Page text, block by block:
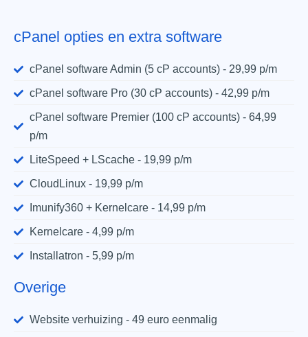
cPanel opties en extra software
cPanel software Admin (5 cP accounts) - 29,99 p/m
cPanel software Pro (30 cP accounts) - 42,99 p/m
cPanel software Premier (100 cP accounts) - 64,99
p/m
LiteSpeed + LScache - 19,99 p/m
CloudLinux - 19,99 p/m
Imunify360 + Kernelcare - 14,99 p/m
Kernelcare - 4,99 p/m
Installatron - 5,99 p/m
Overige
Website verhuizing - 49 euro eenmalig